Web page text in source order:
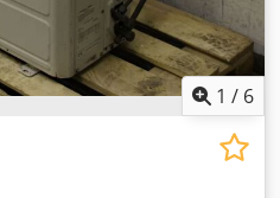
1 / 6